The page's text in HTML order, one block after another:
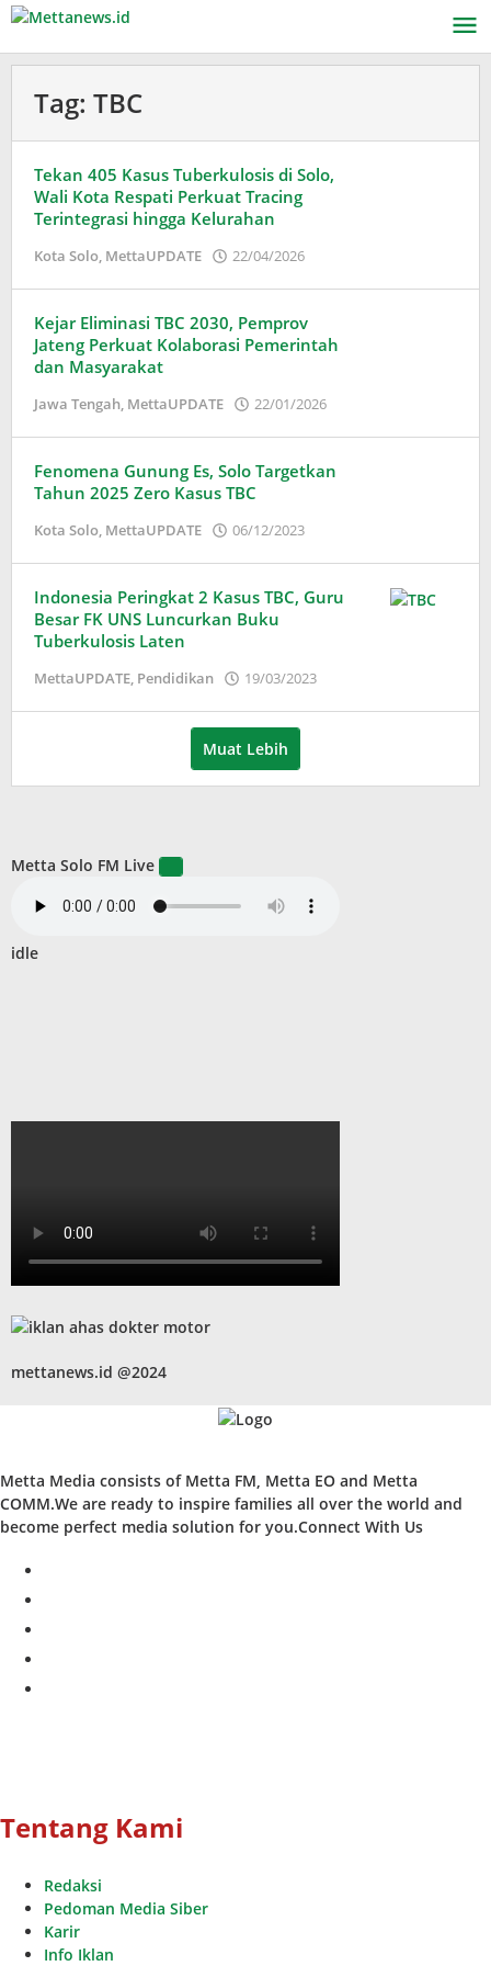
Lewati
konten
Tag: TBC
Tekan 405 Kasus Tuberkulosis di Solo,
Wali Kota Respati Perkuat Tracing
Terintegrasi hingga Kelurahan
Kota Solo, MettaUPDATE 22/04/2026
Kejar Eliminasi TBC 2030, Pemprov
Jateng Perkuat Kolaborasi Pemerintah
dan Masyarakat
Jawa Tengah, MettaUPDATE 22/01/2026
Fenomena Gunung Es, Solo Targetkan
Tahun 2025 Zero Kasus TBC
Kota Solo, MettaUPDATE 06/12/2023
Indonesia Peringkat 2 Kasus TBC, Guru
Besar FK UNS Luncurkan Buku
Tuberkulosis Laten
MettaUPDATE, Pendidikan 19/03/2023
Muat Lebih
Metta Solo FM Live
idle
mettanews.id @2024
Metta Media consists of Metta FM, Metta EO and Metta
COMM.We are ready to inspire families all over the world and
become perfect media solution for you.Connect With Us
Tentang Kami
Redaksi
Pedoman Media Siber
Karir
Info Iklan